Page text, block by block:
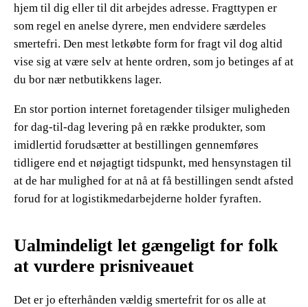
hjem til dig eller til dit arbejdes adresse. Fragttypen er
som regel en anelse dyrere, men endvidere særdeles
smertefri. Den mest letkøbte form for fragt vil dog altid
vise sig at være selv at hente ordren, som jo betinges af at
du bor nær netbutikkens lager.
En stor portion internet foretagender tilsiger muligheden
for dag-til-dag levering på en række produkter, som
imidlertid forudsætter at bestillingen gennemføres
tidligere end et nøjagtigt tidspunkt, med hensynstagen til
at de har mulighed for at nå at få bestillingen sendt afsted
forud for at logistikmedarbejderne holder fyraften.
Ualmindeligt let gængeligt for folk
at vurdere prisniveauet
Det er jo efterhånden vældig smertefrit for os alle at